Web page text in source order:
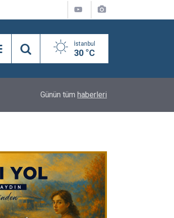
İstanbul
30 °C
PERSONELE ‘İŞ SÜREKLİLİĞİ YÖNETİM
Günün tüm haberleri